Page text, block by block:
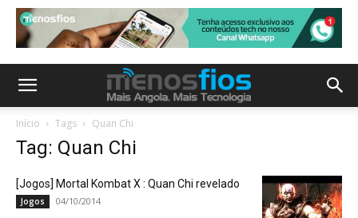
Início Tags Quan Chi
Tag: Quan Chi
[Jogos] Mortal Kombat X : Quan Chi revelado
Jogos 04/10/2014